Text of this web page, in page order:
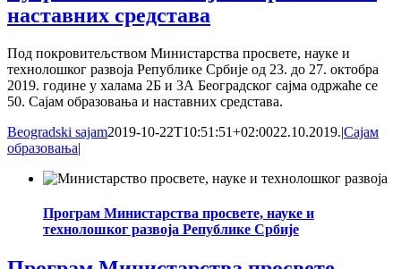
наставних средстава
Под покровитељством Министарства просвете, науке и
технолошког развоја Републике Србије од 23. до 27. октобра
2019. године у халама 2Б и 3А Београдског сајма одржаће се
50. Сајам образовања и наставних средстава.
Beogradski sajam2019-10-22T10:51:51+02:0022.10.2019.|Сајам
образовања|
Програм Министарства просвете, науке и
технолошког развоја Републике Србије